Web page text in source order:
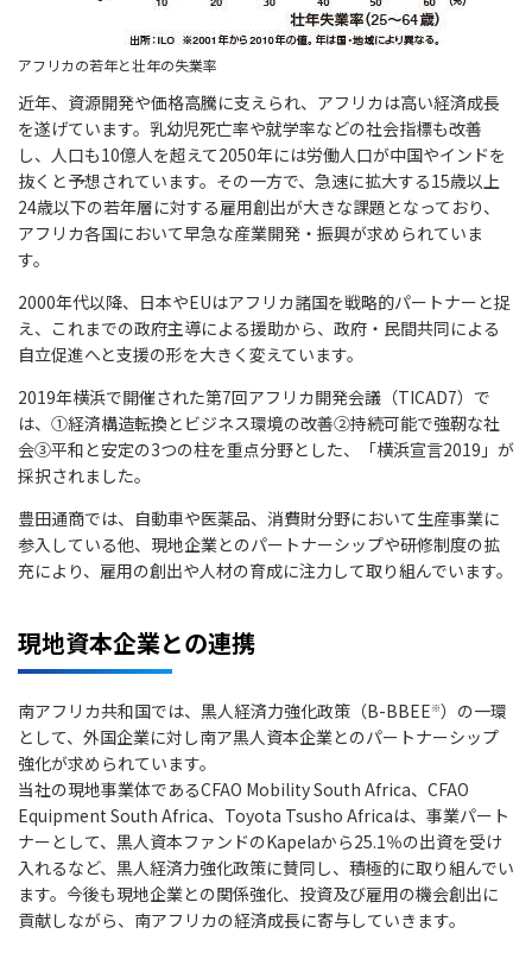
アフリカの若年と壮年の失業率
近年、資源開発や価格高騰に支えられ、アフリカは高い経済成長
を遂げています。乳幼児死亡率や就学率などの社会指標も改善
し、人口も10億人を超えて2050年には労働人口が中国やインドを
抜くと予想されています。その一方で、急速に拡大する15歳以上
24歳以下の若年層に対する雇用創出が大きな課題となっており、
アフリカ各国において早急な産業開発・振興が求められていま
す。
2000年代以降、日本やEUはアフリカ諸国を戦略的パートナーと捉
え、これまでの政府主導による援助から、政府・民間共同による
自立促進へと支援の形を大きく変えています。
2019年横浜で開催された第7回アフリカ開発会議（TICAD7）で
は、①経済構造転換とビジネス環境の改善②持続可能で強靭な社
会③平和と安定の3つの柱を重点分野とした、「横浜宣言2019」が
採択されました。
豊田通商では、自動車や医薬品、消費財分野において生産事業に
参入している他、現地企業とのパートナーシップや研修制度の拡
充により、雇用の創出や人材の育成に注力して取り組んでいます。
現地資本企業との連携
南アフリカ共和国では、黒人経済力強化政策（B-BBEE※）の一環
として、外国企業に対し南ア黒人資本企業とのパートナーシップ
強化が求められています。
当社の現地事業体であるCFAO Mobility South Africa、CFAO
Equipment South Africa、Toyota Tsusho Africaは、事業パート
ナーとして、黒人資本ファンドのKapelaから25.1％の出資を受け
入れるなど、黒人経済力強化政策に賛同し、積極的に取り組んでい
ます。今後も現地企業との関係強化、投資及び雇用の機会創出に
貢献しながら、南アフリカの経済成長に寄与していきます。